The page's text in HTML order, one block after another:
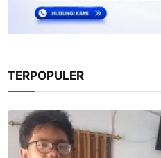
TERPOPULER